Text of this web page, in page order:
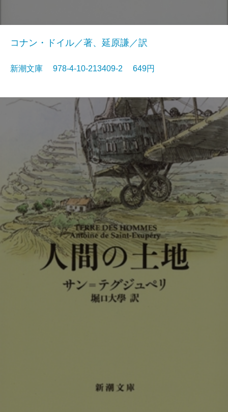
コナン・ドイル／著、延原謙／訳
新潮文庫 978-4-10-213409-2 649円